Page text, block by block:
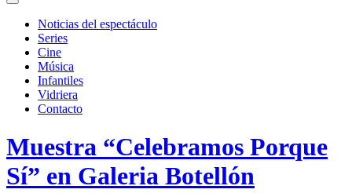
Toggle
search
field
Noticias del espectáculo
Series
Cine
Música
Infantiles
Vidriera
Contacto
Muestra “Celebramos Porque
Sí” en Galeria Botellón